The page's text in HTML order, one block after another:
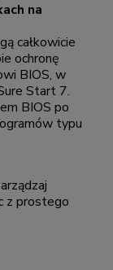
na
całkowicie
ochronę
BIOS, w
Start 7.
BIOS po
typu
z prostego